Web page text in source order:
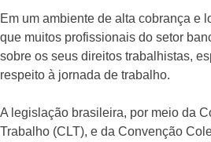
Em um ambiente de alta cobrança e
que muitos profissionais do setor
sobre os seus direitos trabalhistas,
respeito à jornada de trabalho.
A legislação brasileira, por meio da
Trabalho (CLT), e da Convenção